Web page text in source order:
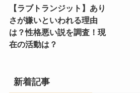
【ラブトランジット】あり
さが嫌いといわれる理由
は？性格悪い説を調査！現
在の活動は？
新着記事